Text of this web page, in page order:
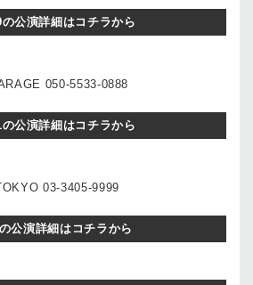
公演詳細はコチラから
050-5533-0888
公演詳細はコチラから
03-3405-9999
公演詳細はコチラから